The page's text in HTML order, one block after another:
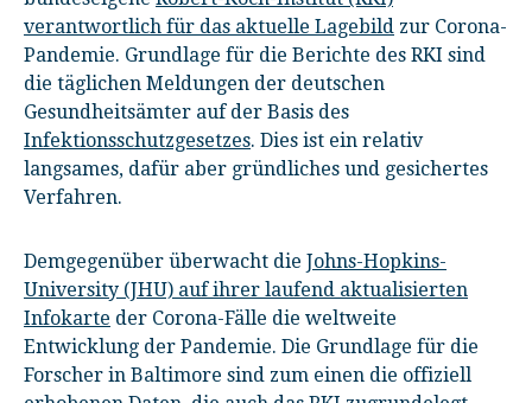
verantwortlich für das aktuelle Lagebild zur Corona-
Pandemie. Grundlage für die Berichte des RKI sind
die täglichen Meldungen der deutschen
Gesundheitsämter auf der Basis des
Infektionsschutzgesetzes. Dies ist ein relativ
langsames, dafür aber gründliches und gesichertes
Verfahren.
Demgegenüber überwacht die Johns-Hopkins-
University (JHU) auf ihrer laufend aktualisierten
Infokarte der Corona-Fälle die weltweite
Entwicklung der Pandemie. Die Grundlage für die
Forscher in Baltimore sind zum einen die offiziell